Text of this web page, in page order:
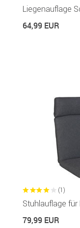
Liegenauflage
64,99 EUR
(1)
Stuhlauflage
79,99 EUR